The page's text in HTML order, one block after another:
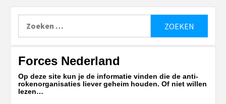
Forces Nederland
Op deze site kun je de informatie vinden die de anti-
rokenorganisaties liever geheim houden. Of niet willen
lezen…